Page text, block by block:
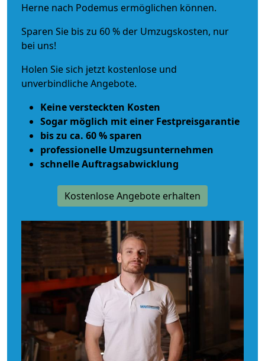
Herne nach Podemus ermöglichen können.
Sparen Sie bis zu 60 % der Umzugskosten, nur
bei uns!
Holen Sie sich jetzt kostenlose und
unverbindliche Angebote.
Keine versteckten Kosten
Sogar möglich mit einer Festpreisgarantie
bis zu ca. 60 % sparen
professionelle Umzugsunternehmen
schnelle Auftragsabwicklung
Kostenlose Angebote erhalten